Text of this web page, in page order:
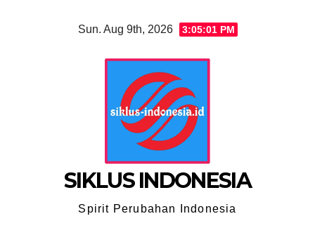
Sun. Aug 9th, 2026 3:05:02 PM
SIKLUS INDONESIA
Spirit Perubahan Indonesia